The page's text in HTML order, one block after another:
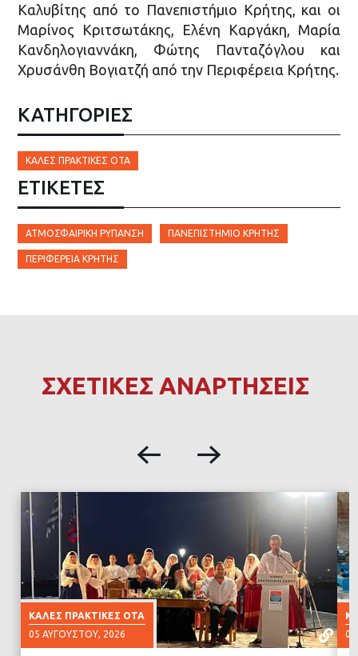
Καλυβίτης από το Πανεπιστήμιο Κρήτης, και οι
Μαρίνος Κριτσωτάκης, Ελένη Καργάκη, Μαρία
Κανδηλογιαννάκη, Φώτης Πανταζόγλου και
Χρυσάνθη Βογιατζή από την Περιφέρεια Κρήτης.
ΚΑΤΗΓΟΡΙΕΣ
ΚΑΛΈΣ ΠΡΑΚΤΙΚΈΣ ΟΤΑ
ΕΤΙΚΈΤΕΣ
ΑΤΜΟΣΦΑΙΡΙΚΉ ΡΎΠΑΝΣΗ ΠΑΝΕΠΙΣΤΉΜΙΟ ΚΡΉΤΗΣ
ΠΕΡΙΦΈΡΕΙΑ ΚΡΉΤΗΣ
ΣΧΕΤΙΚΕΣ ΑΝΑΡΤΗΣΕΙΣ
ΚΑΛΈΣ ΠΡΑΚΤΙΚΈΣ ΟΤΑ
05 ΑΥΓΟΎΣΤΟΥ, 2026